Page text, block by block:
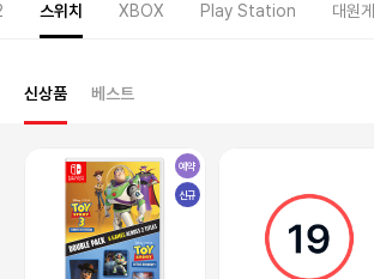
스위치 XBOX Play Station 대원
신상품 베스트
예약
신규